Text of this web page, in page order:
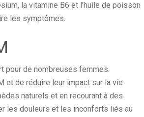
la vitamine B6 et l'huile de poisson
les symptômes.
pour de nombreuses femmes.
et de réduire leur impact sur la vie
naturels et en recourant à des
les douleurs et les inconforts liés au